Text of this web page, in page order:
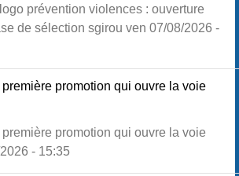
prévention violences : ouverture
de sélection sgirou ven 07/08/2026 -
promotion qui ouvre la voie
promotion qui ouvre la voie
- 15:35